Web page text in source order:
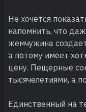
Не хочется
напомнить, что
жемчужина
а потому имеет
цену. Пещерные
тысячелетиями, а
Единственный на